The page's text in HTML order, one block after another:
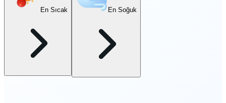
En Sıcak En Soğuk